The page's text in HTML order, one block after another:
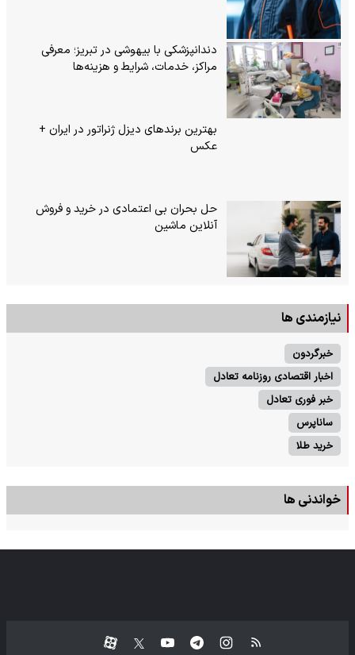
دندانپزشکی با بیهوشی در تبریز؛ معرفی
مراکز، خدمات، شرایط و هزینه‌ها
بهترین برندهای دیزل ژنراتور در ایران +
عکس
حل بحران بی‌ اعتمادی در خرید و فروش
آنلاین ماشین
نیازمندی ها
خبرگردون
اخبار اقتصادی روزنامه تعادل
خبر فوری تعادل
ساناپرس
خرید طلا
خواندنی ها